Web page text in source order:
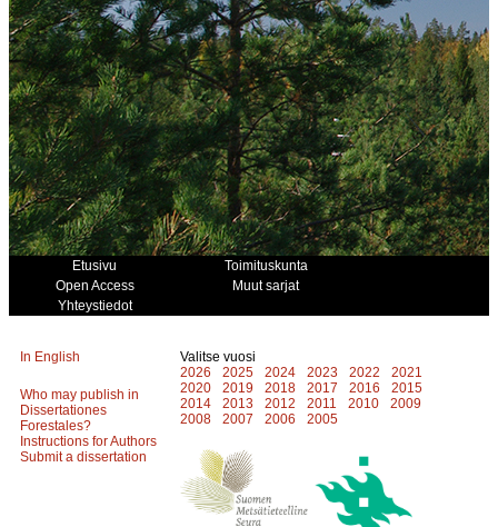
Etusivu
Toimituskunta
Open Access
Muut sarjat
Yhteystiedot
In English
Who may publish in
Dissertationes
Forestales?
Instructions for Authors
Submit a dissertation
Valitse vuosi
2026
2025 2024 2023 2022
2021
2020
2019 2018 2017 2016
2015
2014
2013 2012 2011 2010
2009
2008
2007 2006 2005